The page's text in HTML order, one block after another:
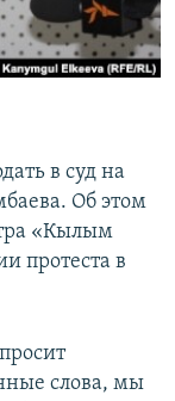
в суд на
Об этом
«Кылым
протеста в
слова, мы